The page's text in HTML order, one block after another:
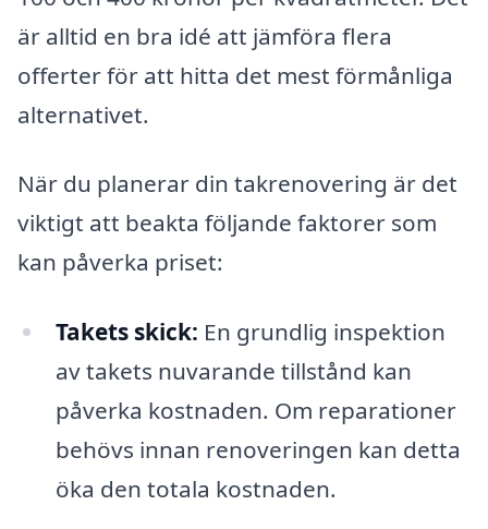
är alltid en bra idé att jämföra flera
offerter för att hitta det mest förmånliga
alternativet.
När du planerar din takrenovering är det
viktigt att beakta följande faktorer som
kan påverka priset:
Takets skick: En grundlig inspektion
av takets nuvarande tillstånd kan
påverka kostnaden. Om reparationer
behövs innan renoveringen kan detta
öka den totala kostnaden.